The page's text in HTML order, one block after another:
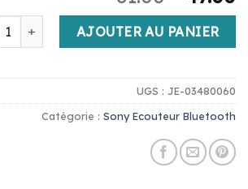
de sony ecouteur bluetooth
AJOUTER AU PANIER
UGS : JE-03480060
Catégorie : Sony Ecouteur Bluetooth